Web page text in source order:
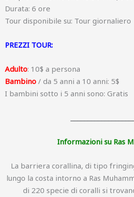
Durata: 6 ore
Tour disponibile su: Tour giornaliero
PREZZI TOUR:
Adulto: 10$ a persona
Bambino / da 5 anni a 10 anni: 5$
I bambini sotto i 5 anni sono: Gratis
Informazioni su Ras
La barriera corallina, di tipo
lungo la costa intorno a Ras
di 220 specie di coralli si